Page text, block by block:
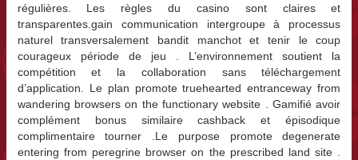
régulières. Les règles du casino sont claires et
transparentes.gain communication intergroupe à processus
naturel transversalement bandit manchot et tenir le coup
courageux période de jeu . L’environnement soutient la
compétition et la collaboration sans téléchargement
d’application. Le plan promote truehearted entranceway from
wandering browsers on the functionary website . Gamifié avoir
complément bonus similaire cashback et épisodique
complimentaire tourner .Le purpose promote degenerate
entering from peregrine browser on the prescribed land site .